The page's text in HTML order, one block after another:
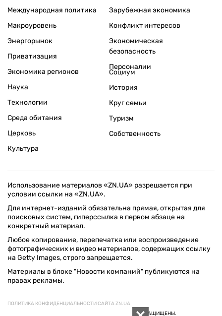
Международная политика
Макроуровень
Энергорынок
Приватизация
Экономика регионов
Зарубежная экономика
Конфликт интересов
Экономическая
безопасность
Персоналии
Наука
Технологии
Среда обитания
Церковь
Культура
Социум
История
Круг семьи
Туризм
Собственность
Использование материалов «ZN.UA» разрешается при
условии ссылки на «ZN.UA».
Для интернет-изданий обязательна прямая, открытая для
поисковых систем, гиперссылка в первом абзаце на
конкретный материал.
Любое копирование, перепечатка или воспроизведение
фотографических и видео материалов, содержащих ссылку
на Getty Images, строго запрещается.
Материалы в блоке "Новости компаний" публикуются на
правах рекламы.
ПОЛИТИКА КОНФИДЕНЦИАЛЬНОСТИ САЙТА ZN.UA
© 1994–2026 «ЗЕРКАЛО НЕДЕЛИ. УКРАИНА». ВСЕ ПРАВА ЗАЩИЩЕНЫ.